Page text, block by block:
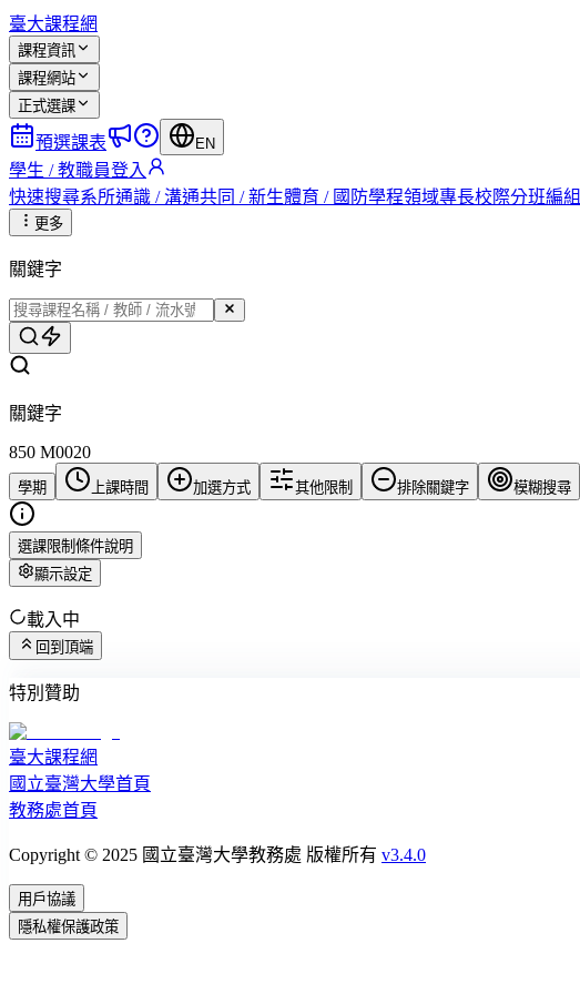
臺大課程網
課程資訊
課程網站
正式選課
預選課表 EN
學生 / 教職員登入
快速搜尋系所通識 / 溝通共同 / 新生體育 / 國防學程領域專長校際分班編組
更多
關鍵字
關鍵字
850 M0020
學期 上課時間 加選方式 其他限制 排除關鍵字 模糊搜尋
選課限制條件說明
顯示設定
載入中
回到頂端
特別贊助
臺大課程網
國立臺灣大學首頁
教務處首頁
Copyright © 2025 國立臺灣大學教務處 版權所有 v3.4.0
用戶協議
隱私權保護政策